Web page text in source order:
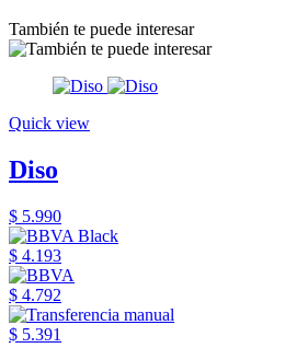
También te puede interesar
Quick view
Diso
$ 5.990
$ 4.193
$ 4.792
$ 5.391